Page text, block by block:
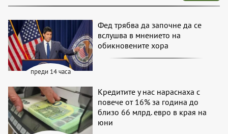
преди 14 часа
Фед трябва да започне да се
вслушва в мнението на
обикновените хора
Кредитите у нас нараснаха с
повече от 16% за година до
близо 66 млрд. евро в края на
юни